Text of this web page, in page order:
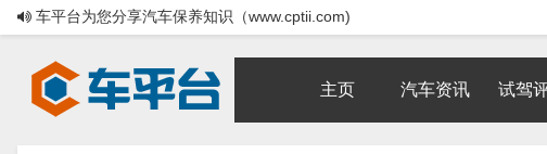
车平台为您分享汽车保养知识（www.cptii.com)
主页 汽车资讯 试驾